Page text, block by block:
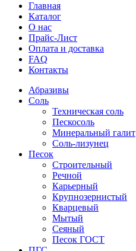
Главная
Каталог
О нас
Прайс-Лист
Оплата и доставка
FAQ
Контакты
Абразивы
Соль
Техническая соль
Пескосоль
Минеральный галит
Соль-лизунец
Песок
Строительный
Речной
Карьерный
Крупнозернистый
Кварцевый
Мытый
Сеяный
Песок ГОСТ